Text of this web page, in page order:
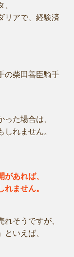
リアで、経験済
の柴田善臣騎手
た場合は、
しれません。
あれば、
ません。
そうですが、
といえば、